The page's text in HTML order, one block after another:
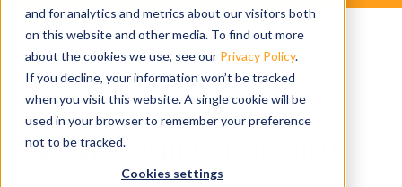
and for analytics and metrics about our visitors both
on this website and other media. To find out more
about the cookies we use, see our Privacy Policy.
If you decline, your information won’t be tracked
when you visit this website. A single cookie will be
used in your browser to remember your preference
not to be tracked.
Cookies settings
NEWS
E' già qui! (articolo)